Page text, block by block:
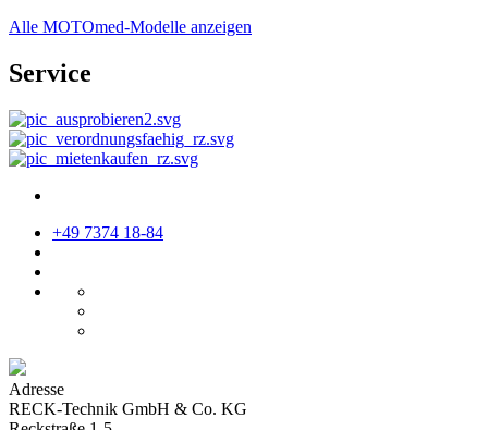
Alle MOTOmed-Modelle anzeigen
Service
+49 7374 18-84
Adresse
RECK-Technik GmbH & Co. KG